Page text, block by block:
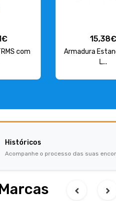
com
15,38€
Armadura
L...
Históricos
Acompanhe o processo das suas